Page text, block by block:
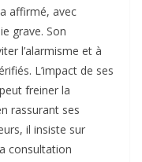
affirmé, avec
grave. Son
l’alarmisme et à
L’impact de ses
freiner la
rassurant ses
il insiste sur
consultation